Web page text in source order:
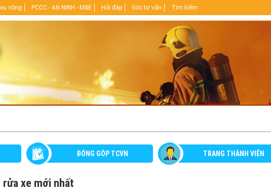
công PCCC - AN NINH - M&E Hỏi đáp Góc tư vấn Tìm kiếm
ĐÓNG GÓP TCVN TRANG THÀNH VIÊN
xe mới nhất